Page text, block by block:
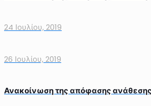
24 Ιουλίου, 2019
26 Ιουλίου, 2019
Ανακοίνωση της απόφασης